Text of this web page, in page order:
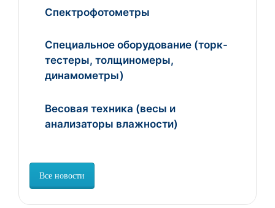
Спектрофотометры
Специальное оборудование (торк-
тестеры, толщиномеры,
динамометры)
Весовая техника (весы и
анализаторы влажности)
Все новости